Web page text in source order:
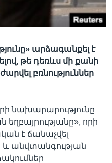
արձագանքել է
թե դեռևս մի քանի
բռնություններ
նախարարությունը
որի
է ճանաչվել
և անվտանգության